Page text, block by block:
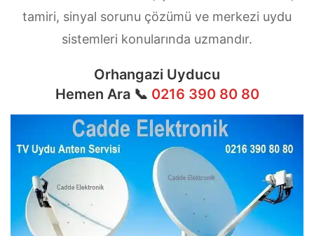
tamiri, sinyal sorunu çözümü ve merkezi uydu
sistemleri konularında uzmandır.
Orhangazi Uyducu
Hemen Ara 📞 0216 390 80 80